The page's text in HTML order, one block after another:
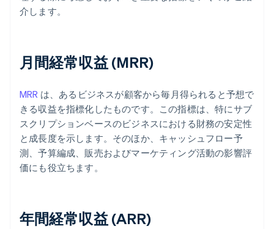
介します。
月間経常収益 (MRR)
MRR は、あるビジネスが顧客から毎月得られると予想で
きる収益を指標化したものです。この指標は、特にサブ
スクリプションベースのビジネスにおける財務の安定性
と成長度を示します。そのほか、キャッシュフロー予
測、予算編成、販売およびマーケティング活動の影響評
価にも役立ちます。
年間経常収益 (ARR)